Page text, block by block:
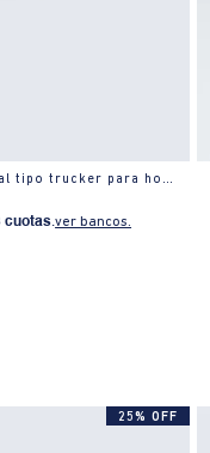
Gorra corte tradicional tipo trucker para hombre
cuotas.ver bancos.
25% OFF